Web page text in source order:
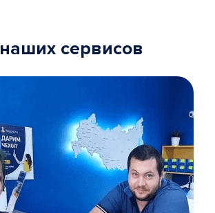
наших сервисов